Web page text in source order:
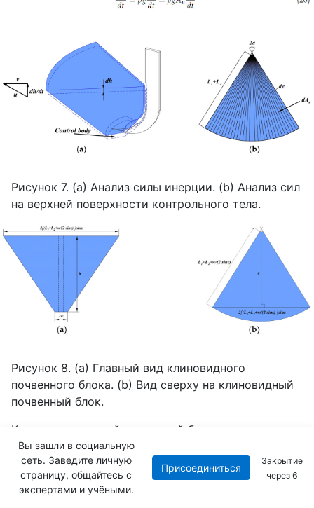
Рисунок 7. (a) Анализ силы инерции. (b) Анализ сил
на верхней поверхности контрольного тела.
Рисунок 8. (a) Главный вид клиновидного
почвенного блока. (b) Вид сверху на клиновидный
почвенный блок.
Когда клиновидный почвенный блок вытекает из
контрольного тела, он будет вытекать с верхней
поверхности контрольного тела. Следовательно,
массаdm/ dt, вытекающая из почвы из
контрольного тела в единицу времени, может
Вы зашли в социальную
сеть. Заведите личную
страницу, общайтесь с
экспертами и учёными.
Присоединиться
Закрытие
через 4